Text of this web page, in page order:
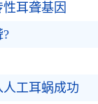
耳聋基因
工耳蜗成功